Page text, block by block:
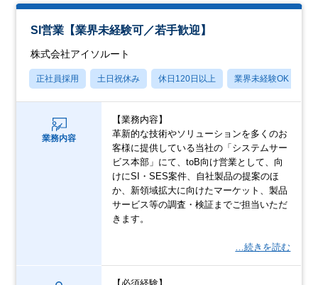
SI営業【業界未経験可／若手歓迎】
株式会社アイソルート
正社員採用 土日祝休み 休日120日以上 業界未経験OK
業務内容
【業務内容】
革新的な技術やソリューションを多くのお
客様に提供している当社の「システムサー
ビス本部」にて、toB向け営業として、向
けにSI・SES案件、自社製品の提案のほ
か、新領域拡大に向けたマーケット、製品
サービス等の調査・検証までご担当いただ
きます。
…続きを読む